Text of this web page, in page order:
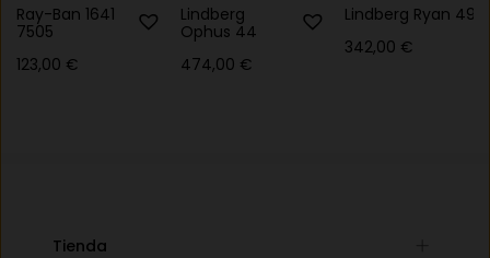
Ray-Ban 1641
7505
123,00 €
Lindberg
Ophus 44
474,00 €
Lindberg Ryan 49
342,00 €
Tienda